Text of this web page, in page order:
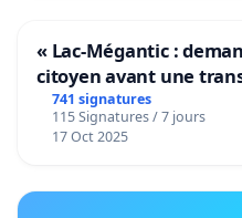
« Lac-Mégantic :
citoyen avant une
de notre territoire »
741 signatures
115 Signatures / 7 jours
17 Oct 2025